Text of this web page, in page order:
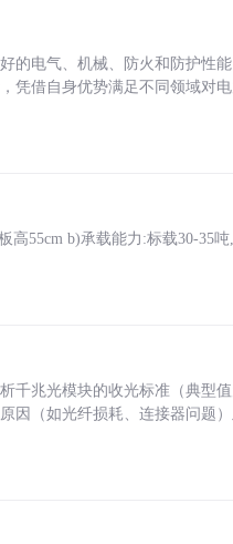
的电气、机械、防火和防护性
凭借自身优势满足不同领域对
高55cm b)承载能力:标载30-35
千兆光模块的收光标准（典型
因（如光纤损耗、连接器问题